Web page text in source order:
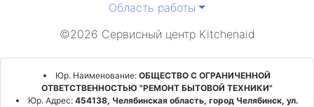
Область работы
©2026 Сервисный центр Kitchenaid
Юр. Наименование: ОБЩЕСТВО С ОГРАНИЧЕННОЙ
ОТВЕТСТВЕННОСТЬЮ "РЕМОНТ БЫТОВОЙ ТЕХНИКИ"
Юр. Адрес:454138, Челябинская область, город Челябинск, ул.